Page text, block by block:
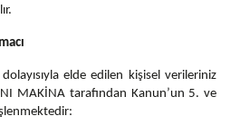
elde edilen kişisel verileriniz
MAKİNA tarafından Kanun’un 5. ve